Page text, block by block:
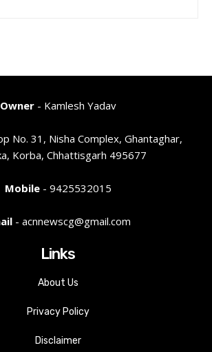
Owner- Kamlesh Yadav
No. 31, Nisha Complex, Ghantaghar,
Korba, Chhattisgarh 495677
Mobile- 9425532015
- acnnewscg@gmail.com
Links
About Us
Privacy Policy
Disclaimer